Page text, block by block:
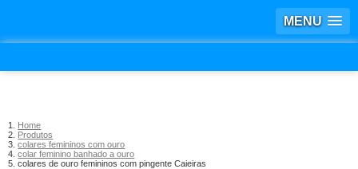
MENU
Home
Produtos
colares femininos com ouro
colar feminino banhado a ouro
colares de ouro femininos com pingente Caieiras